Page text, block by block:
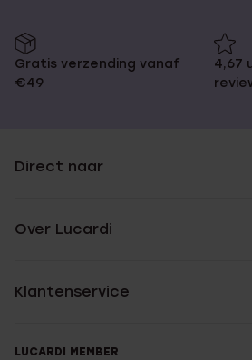
Gratis verzending vanaf
€49
4,67
Direct naar
Over Lucardi
Klantenservice
LUCARDI MEMBER